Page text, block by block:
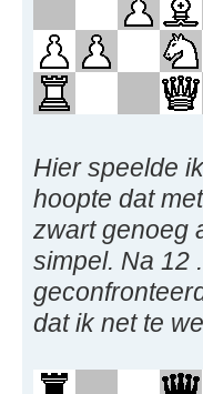
Hier speelde
hoopte dat
zwart genoeg
simpel. Na 12
dat ik net te